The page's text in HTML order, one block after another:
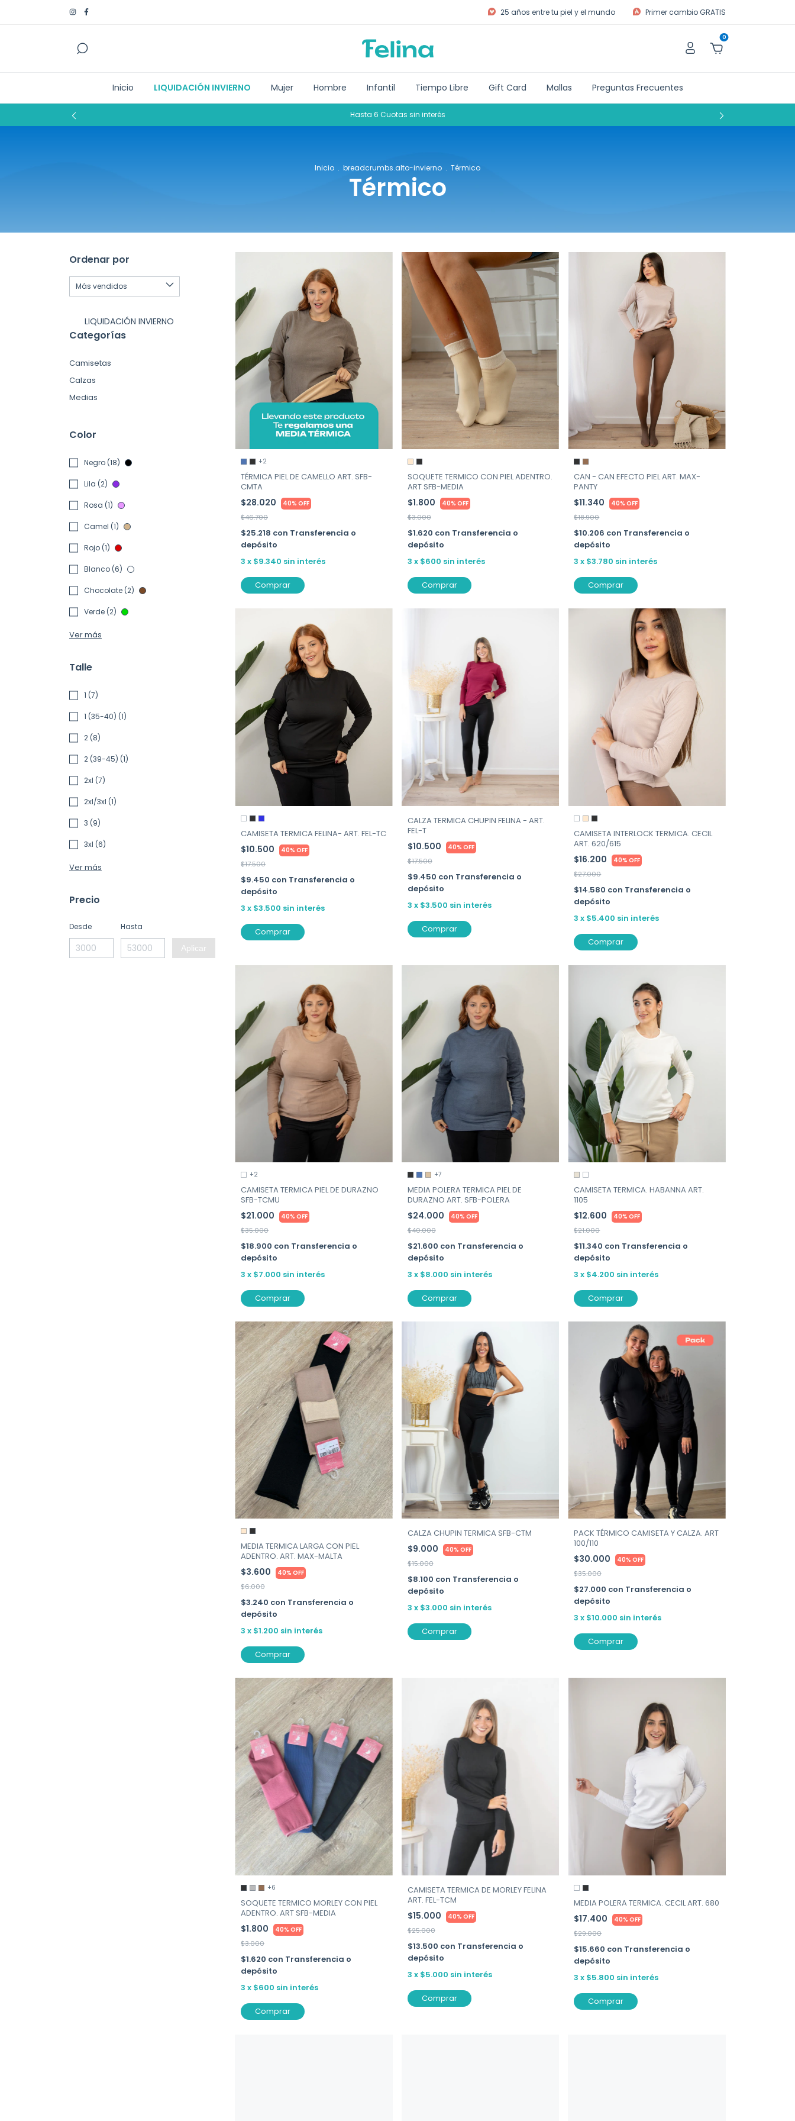
25 años entre tu piel y el mundo Primer cambio GRATIS
0
Inicio LIQUIDACIÓN INVIERNO Mujer Hombre Infantil Tiempo Libre Gift Card Mallas Preguntas Frecuentes
Hasta 6 Cuotas sin interés
Inicio . breadcrumbs.alto-invierno . Térmico
Térmico
Ordenar por
LIQUIDACIÓN INVIERNO
Categorías
Camisetas
Calzas
Medias
Color
Negro (18)
Lila (2)
Rosa (1)
Camel (1)
Rojo (1)
Blanco (6)
Chocolate (2)
Verde (2)
Ver más
Talle
1 (7)
1 (35-40) (1)
2 (8)
2 (39-45) (1)
2xl (7)
2xl/3xl (1)
3 (9)
3xl (6)
Ver más
Precio
Desde Hasta
Aplicar
+2
TÉRMICA PIEL DE CAMELLO ART. SFB-
CMTA
$28.020 40% OFF
$46.700
$25.218 con Transferencia o
depósito
3 x $9.340 sin interés
Comprar
SOQUETE TERMICO CON PIEL ADENTRO.
ART SFB-MEDIA
$1.800 40% OFF
$3.000
$1.620 con Transferencia o
depósito
3 x $600 sin interés
Comprar
CAN - CAN EFECTO PIEL ART. MAX-
PANTY
$11.340 40% OFF
$18.900
$10.206 con Transferencia o
depósito
3 x $3.780 sin interés
Comprar
CAMISETA TERMICA FELINA- ART. FEL-TC
$10.500 40% OFF
$17.500
$9.450 con Transferencia o
depósito
3 x $3.500 sin interés
Comprar
CALZA TERMICA CHUPIN FELINA - ART.
FEL-T
$10.500 40% OFF
$17.500
$9.450 con Transferencia o
depósito
3 x $3.500 sin interés
Comprar
CAMISETA INTERLOCK TERMICA. CECIL
ART. 620/615
$16.200 40% OFF
$27.000
$14.580 con Transferencia o
depósito
3 x $5.400 sin interés
Comprar
+2
CAMISETA TERMICA PIEL DE DURAZNO
SFB-TCMU
$21.000 40% OFF
$35.000
$18.900 con Transferencia o
depósito
3 x $7.000 sin interés
Comprar
+7
MEDIA POLERA TERMICA PIEL DE
DURAZNO ART. SFB-POLERA
$24.000 40% OFF
$40.000
$21.600 con Transferencia o
depósito
3 x $8.000 sin interés
Comprar
CAMISETA TERMICA. HABANNA ART.
1105
$12.600 40% OFF
$21.000
$11.340 con Transferencia o
depósito
3 x $4.200 sin interés
Comprar
MEDIA TERMICA LARGA CON PIEL
ADENTRO. ART. MAX-MALTA
$3.600 40% OFF
$6.000
$3.240 con Transferencia o
depósito
3 x $1.200 sin interés
Comprar
CALZA CHUPIN TERMICA SFB-CTM
$9.000 40% OFF
$15.000
$8.100 con Transferencia o
depósito
3 x $3.000 sin interés
Comprar
PACK TÉRMICO CAMISETA Y CALZA. ART
100/110
$30.000 40% OFF
$35.000
$27.000 con Transferencia o
depósito
3 x $10.000 sin interés
Comprar
+6
SOQUETE TERMICO MORLEY CON PIEL
ADENTRO. ART SFB-MEDIA
$1.800 40% OFF
$3.000
$1.620 con Transferencia o
depósito
3 x $600 sin interés
Comprar
CAMISETA TERMICA DE MORLEY FELINA
ART. FEL-TCM
$15.000 40% OFF
$25.000
$13.500 con Transferencia o
depósito
3 x $5.000 sin interés
Comprar
MEDIA POLERA TERMICA. CECIL ART. 680
$17.400 40% OFF
$29.000
$15.660 con Transferencia o
depósito
3 x $5.800 sin interés
Comprar